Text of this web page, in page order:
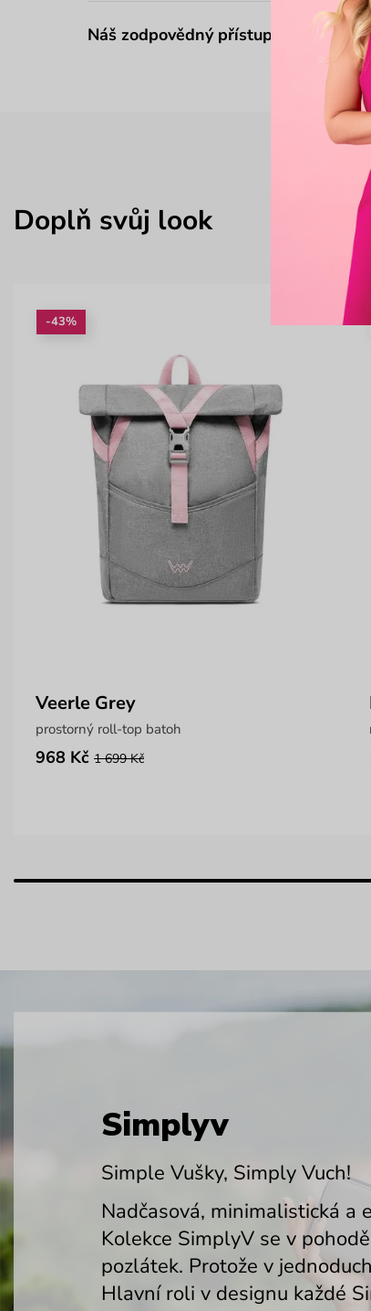
Náš zodpovědný přístup
Doplň svůj look
-43%
Veerle Grey
prostorný roll-top batoh
968 Kč 1 699 Kč
Simplyv
Simple Vušky, Simply Vuch!
Nadčasová, minimalistická a
Kolekce SimplyV se v
pozlátek. Protože v
Hlavní roli v designu každé